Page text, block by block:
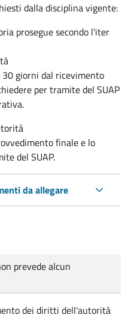
dalla disciplina vigente:
prosegue secondo l'iter
giorni dal ricevimento
per tramite del SUAP
finale e lo
del SUAP.
da allegare
prevede alcun
dei diritti dell'autorità